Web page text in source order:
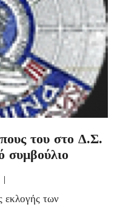
του στο Δ.Σ.
εκλογής των